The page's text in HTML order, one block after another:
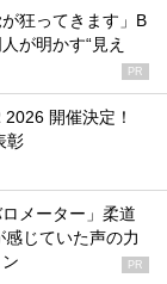
狂ってきます」B
が明かす“見え
PR
開催決定！
彰
メーター」柔道
じていた声の力
PR